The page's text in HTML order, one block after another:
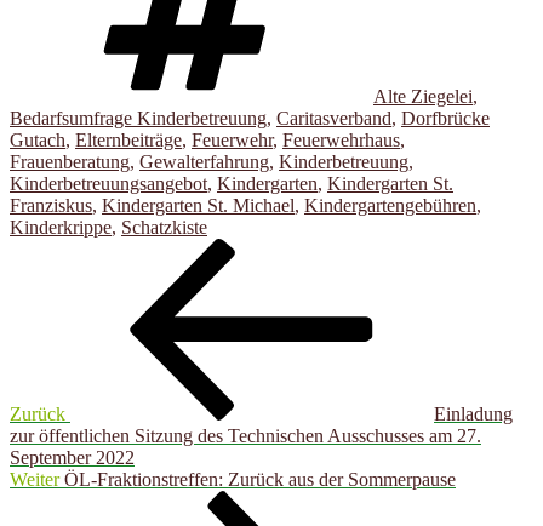
Alte Ziegelei,
Bedarfsumfrage Kinderbetreuung, Caritasverband, Dorfbrücke
Gutach, Elternbeiträge, Feuerwehr, Feuerwehrhaus,
Frauenberatung, Gewalterfahrung, Kinderbetreuung,
Kinderbetreuungsangebot, Kindergarten, Kindergarten St.
Franziskus, Kindergarten St. Michael, Kindergartengebühren,
Kinderkrippe, Schatzkiste
Beitragsnavigation
Zurück
Einladung
zur öffentlichen Sitzung des Technischen Ausschusses am 27.
September 2022
Nächster
Weiter ÖL-Fraktionstreffen: Zurück aus der Sommerpause